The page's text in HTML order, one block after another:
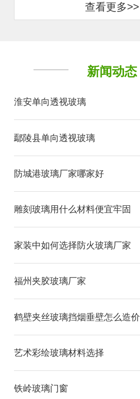
查看更多>>
新闻动态
淮安单向透视玻璃
鄢陵县单向透视玻璃
防城港玻璃厂家哪家好
雕刻玻璃用什么材料便宜牢固
家装中如何选择防火玻璃厂家
福州夹胶玻璃厂家
鹤壁夹丝玻璃挡烟垂壁怎么造价
艺术彩绘玻璃材料选择
铁岭玻璃门窗